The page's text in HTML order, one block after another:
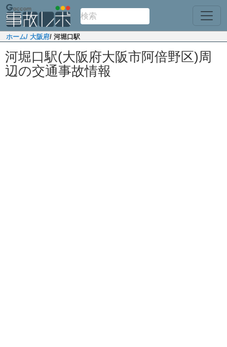
ホーム/ 大阪府/ 河堀口駅
河堀口駅(大阪府大阪市阿倍野区)周
辺の交通事故情報